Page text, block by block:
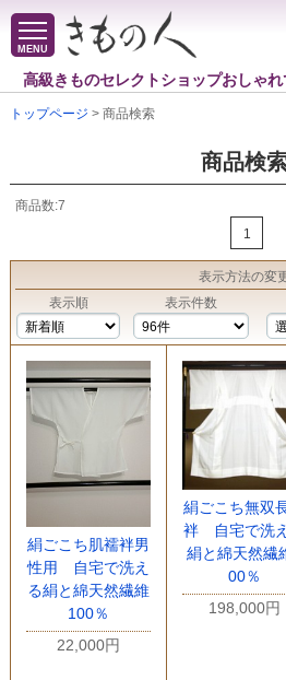
MENU
高級きものセレクトショップおしゃ
トップページ > 商品検索
商品検
商品数:7
1
表示方法の変
表示順
表示件数
絹ごこち肌襦袢男
性用 自宅で洗え
る絹と綿天然繊維
100％
22,000円
絹ごこち無双
袢 自宅で洗
絹と綿天然繊
00％
198,000円